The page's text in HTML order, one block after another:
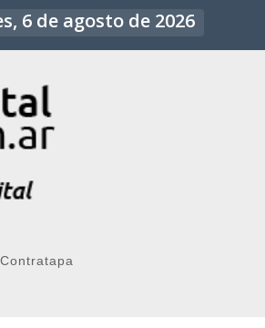
6 de agosto de 2026
Contratapa